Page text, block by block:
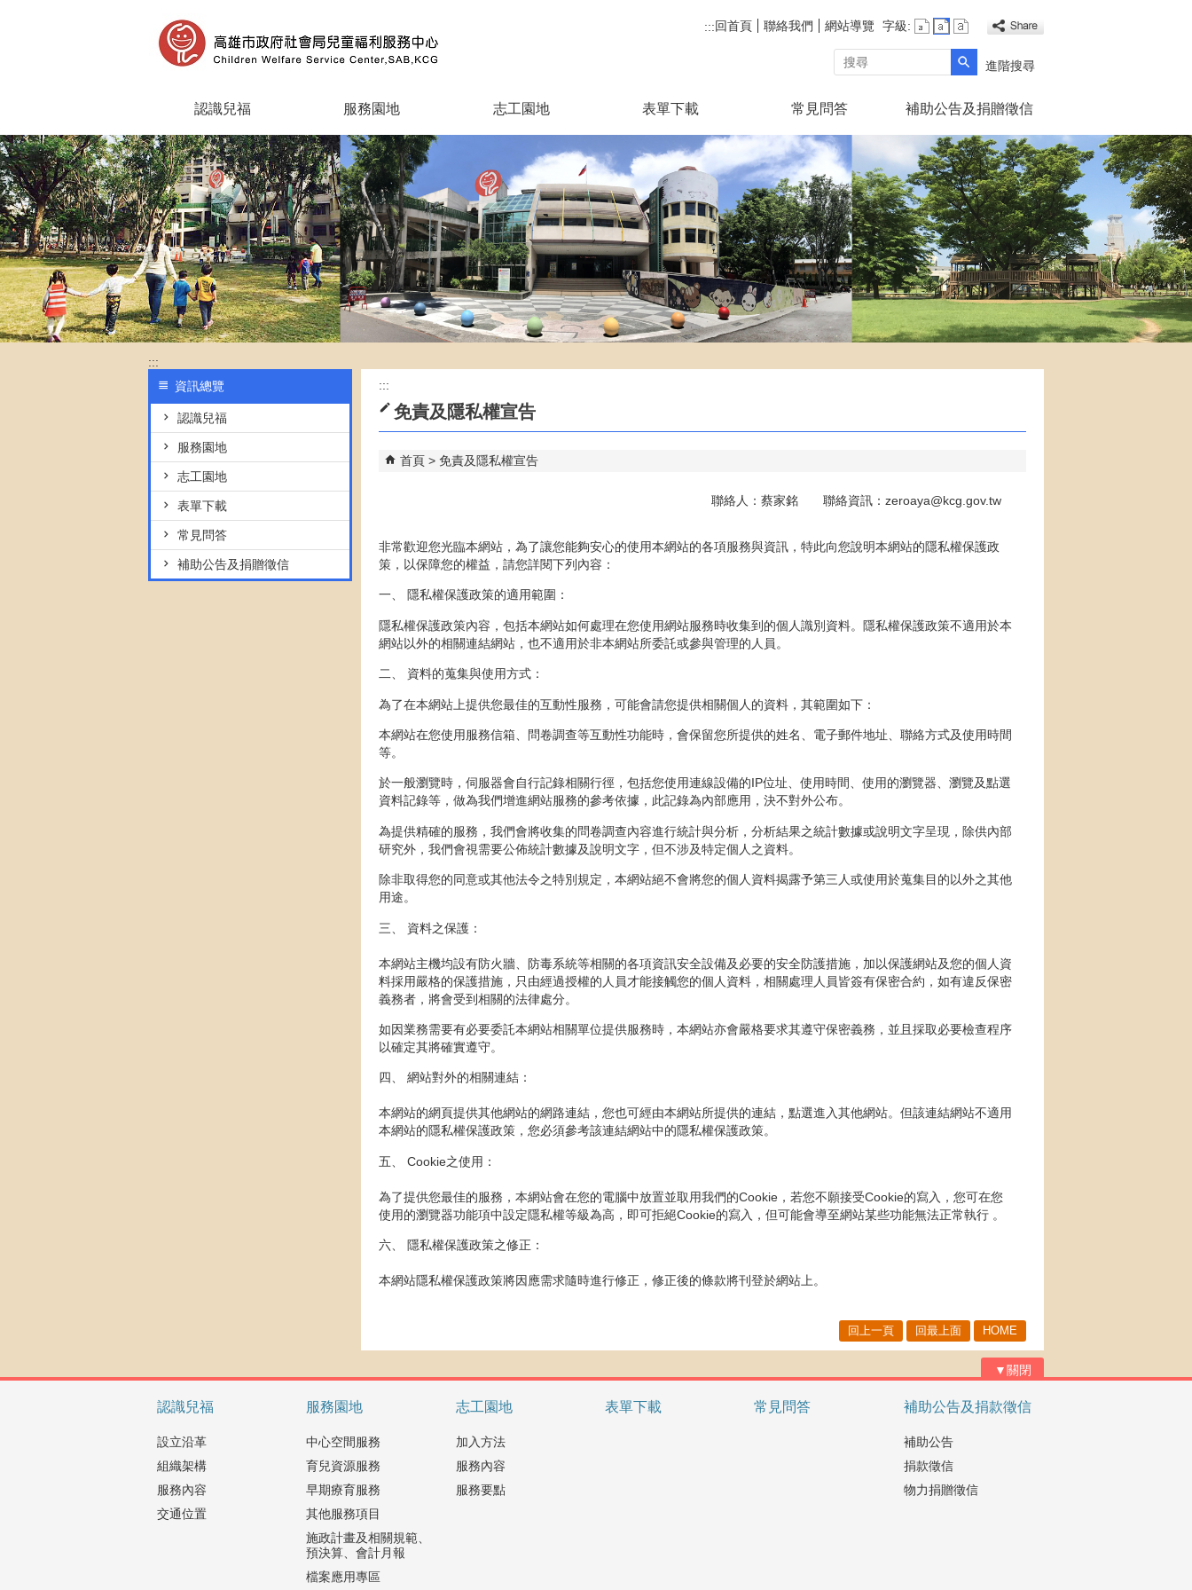
:::回首頁 聯絡我們 網站導覽 字級:
搜尋
進階搜尋
認識兒福 服務園地 志工園地 表單下載 常見問答 補助公告及捐贈徵信
:::
資訊總覽
認識兒福
服務園地
志工園地
表單下載
常見問答
補助公告及捐贈徵信
:::
免責及隱私權宣告
首頁 免責及隱私權宣告
聯絡人：蔡家銘 聯絡資訊：zeroaya@kcg.gov.tw
非常歡迎您光臨本網站，為了讓您能夠安心的使用本網站的各項服務與資訊，特此向您說明本網站的隱私權保護政
策，以保障您的權益，請您詳閱下列內容：
一、 隱私權保護政策的適用範圍：
隱私權保護政策內容，包括本網站如何處理在您使用網站服務時收集到的個人識別資料。隱私權保護政策不適用於本
網站以外的相關連結網站，也不適用於非本網站所委託或參與管理的人員。
二、 資料的蒐集與使用方式：
為了在本網站上提供您最佳的互動性服務，可能會請您提供相關個人的資料，其範圍如下：
本網站在您使用服務信箱、問卷調查等互動性功能時，會保留您所提供的姓名、電子郵件地址、聯絡方式及使用時間
等。
於一般瀏覽時，伺服器會自行記錄相關行徑，包括您使用連線設備的IP位址、使用時間、使用的瀏覽器、瀏覽及點選
資料記錄等，做為我們增進網站服務的參考依據，此記錄為內部應用，決不對外公布。
為提供精確的服務，我們會將收集的問卷調查內容進行統計與分析，分析結果之統計數據或說明文字呈現，除供內部
研究外，我們會視需要公佈統計數據及說明文字，但不涉及特定個人之資料。
除非取得您的同意或其他法令之特別規定，本網站絕不會將您的個人資料揭露予第三人或使用於蒐集目的以外之其他
用途。
三、 資料之保護：
本網站主機均設有防火牆、防毒系統等相關的各項資訊安全設備及必要的安全防護措施，加以保護網站及您的個人資
料採用嚴格的保護措施，只由經過授權的人員才能接觸您的個人資料，相關處理人員皆簽有保密合約，如有違反保密
義務者，將會受到相關的法律處分。
如因業務需要有必要委託本網站相關單位提供服務時，本網站亦會嚴格要求其遵守保密義務，並且採取必要檢查程序
以確定其將確實遵守。
四、 網站對外的相關連結：
本網站的網頁提供其他網站的網路連結，您也可經由本網站所提供的連結，點選進入其他網站。但該連結網站不適用
本網站的隱私權保護政策，您必須參考該連結網站中的隱私權保護政策。
五、 Cookie之使用：
為了提供您最佳的服務，本網站會在您的電腦中放置並取用我們的Cookie，若您不願接受Cookie的寫入，您可在您
使用的瀏覽器功能項中設定隱私權等級為高，即可拒絕Cookie的寫入，但可能會導至網站某些功能無法正常執行 。
六、 隱私權保護政策之修正：
本網站隱私權保護政策將因應需求隨時進行修正，修正後的條款將刊登於網站上。
回上一頁 回最上面 HOME
▼關閉
認識兒福
設立沿革
組織架構
服務內容
交通位置
服務園地
中心空間服務
育兒資源服務
早期療育服務
其他服務項目
施政計畫及相關規範、
預決算、會計月報
檔案應用專區
志工園地
加入方法
服務內容
服務要點
表單下載 常見問答 補助公告及捐款徵信
補助公告
捐款徵信
物力捐贈徵信